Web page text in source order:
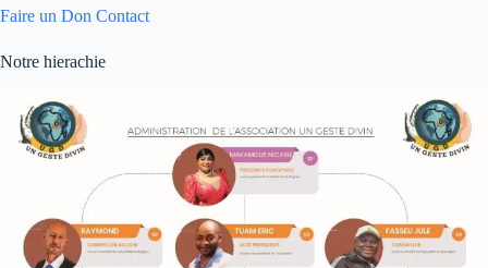
Faire un Don Contact
Notre hierachie